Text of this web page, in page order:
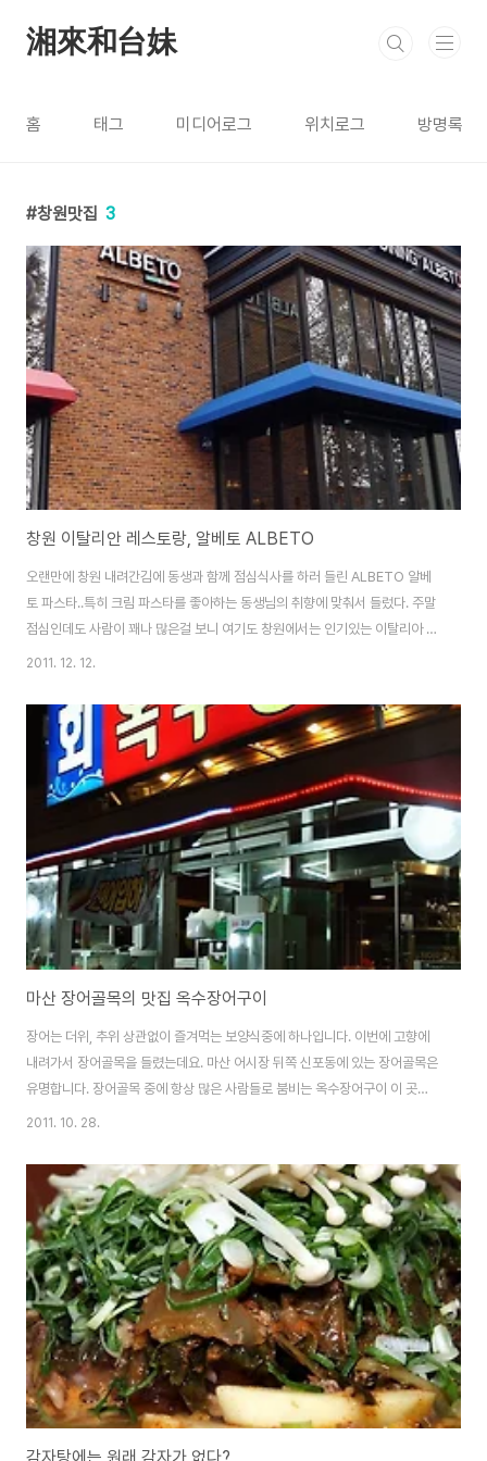
湘來和台妹
홈 태그 미디어로그 위치로그 방명록
창원맛집 3
창원 이탈리안 레스토랑, 알베토 ALBETO
오랜만에 창원 내려간김에 동생과 함께 점심식사를 하러 들린 ALBETO 알베
토 파스타..특히 크림 파스타를 좋아하는 동생님의 취향에 맞춰서 들렀다. 주말
점심인데도 사람이 꽤나 많은걸 보니 여기도 창원에서는 인기있는 이탈리아 레
스토랑인가보다. 외관을 보면 꽤나 크게 보이지만 실제로는 1층에 식사할 수 있
난방비 어떻게 유지하나라는 생각이 먼저 들었다.(거울로 내가 사진찍고 있는
모습도 보인다) 식사 나오기전에는 시동생과 부인은 함께 수다..왁자지껄!! 주
문한 음식이 나오기전에 따뜻한 빵과 오이피클이 나왔다 전날 좀 과음한 탓에
나는 토마토소스로 된 게살 파스타를 시켰다. 그래도 토마토가 좀 더 니글거릴
것 같아서~^^ 주문한 피자가..
2011. 12. 12.
마산 장어골목의 맛집 옥수장어구이
장어는 더위, 추위 상관없이 즐겨먹는 보양식중에 하나입니다. 이번에 고향에
내려가서 장어골목을 들렸는데요. 마산 어시장 뒤쪽 신포동에 있는 장어골목은
유명합니다. 장어골목 중에 항상 많은 사람들로 붐비는 옥수장어구이 이 곳은
2층에서 마창대교 야경을 감상할 수 있는 곳이라 더 유명합니다. 간판에도 위
지만 마창대교 야경은 입구에 들어서면 대형 수족관에는 장어, 꼼장어, 각종 해
산물이 즐비합니다. 특히 눈에 띄는건 자연산과 양식으로 구분되어 있는게 눈
에 확 띄입니다. 이날 비가 내려서 창가에는 빗물이 맺혀있네요. 그리고 주문받
은 장어를 열심히 손질하고 계시네요 식당 내부입니다. 일행들이 반갑게 포즈
취하고 있는 모습도 담겼네요. 밑반찬..
2011. 10. 28.